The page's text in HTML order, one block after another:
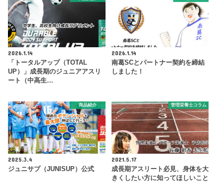
2026.1.14
「トータルアップ（TOTAL
UP）」成長期のジュニアアスリ
ート（中高生…
2026.1.14
南葛SCとパートナー契約を締結
しました！
商品紹介
2025.3.4
ジュニサプ（JUNISUP）公式
管理栄養士コラム
2021.5.17
成長期アスリート必見、身体を大
きくしたい方に知ってほしいこと